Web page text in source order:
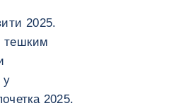
2025.
тешким
у
2025.